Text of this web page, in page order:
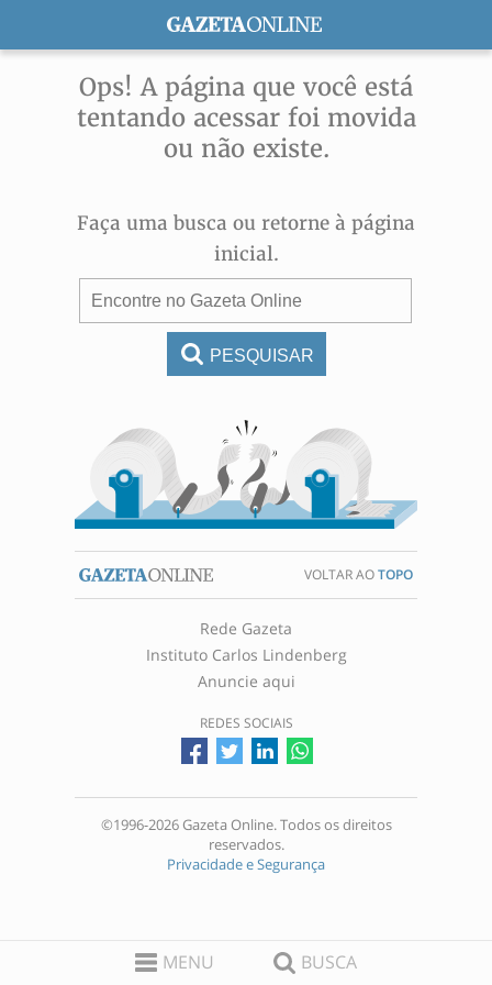
MENU BUSCA
Ops! A página que você está
tentando acessar foi movida
ou não existe.
Faça uma busca ou retorne à página
inicial.
PESQUISAR
VOLTAR AOTOPO
Rede Gazeta
Instituto Carlos Lindenberg
Anuncie aqui
REDES SOCIAIS
©1996-2026 Gazeta Online. Todos os direitos
reservados.
Privacidade e Segurança